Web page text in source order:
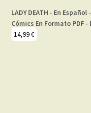
LADY DEATH - En
Cómics En Formato PDF
14,99€